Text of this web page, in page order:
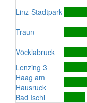
Linz-Stadtpark
Traun
Vöcklabruck
Lenzing 3
Haag am
Hausruck
Bad Ischl